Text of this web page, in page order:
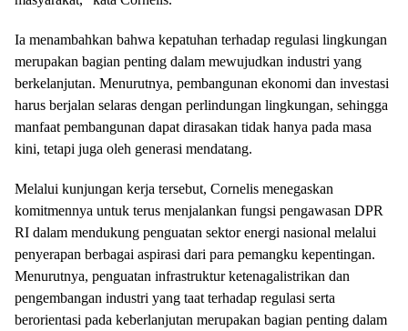
Ia menambahkan bahwa kepatuhan terhadap regulasi lingkungan
merupakan bagian penting dalam mewujudkan industri yang
berkelanjutan. Menurutnya, pembangunan ekonomi dan investasi
harus berjalan selaras dengan perlindungan lingkungan, sehingga
manfaat pembangunan dapat dirasakan tidak hanya pada masa
kini, tetapi juga oleh generasi mendatang.
Melalui kunjungan kerja tersebut, Cornelis menegaskan
komitmennya untuk terus menjalankan fungsi pengawasan DPR
RI dalam mendukung penguatan sektor energi nasional melalui
penyerapan berbagai aspirasi dari para pemangku kepentingan.
Menurutnya, penguatan infrastruktur ketenagalistrikan dan
pengembangan industri yang taat terhadap regulasi serta
berorientasi pada keberlanjutan merupakan bagian penting dalam